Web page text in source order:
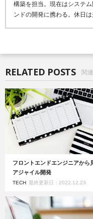
構築を担当。現在はシステ
ンドの開発に携わる。休日は
RELATED POSTS 関
フロントエンドエンジニアから
アジャイル開発
TECH 最終更新日：2022.12.23